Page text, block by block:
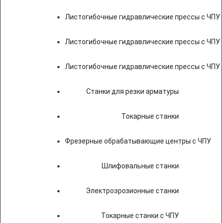
Листогибочные гидравлические прессы с
Листогибочные гидравлические прессы с ЧПУ
Листогибочные гидравлические прессы с
Станки для резки арматуры
Токарные станки
Фрезерные обрабатывающие центры с ЧПУ
Шлифовальные станки
Электроэрозионные станки
Токарные станки с ЧПУ